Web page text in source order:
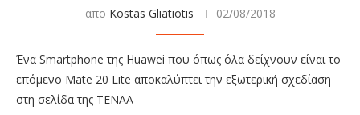
απο Kostas Gliatiotis 02/08/2018
Ένα Smartphone της Huawei που όπως όλα δείχνουν είναι το
επόμενο Mate 20 Lite αποκαλύπτει την εξωτερική σχεδίαση
στη σελίδα της TENAA